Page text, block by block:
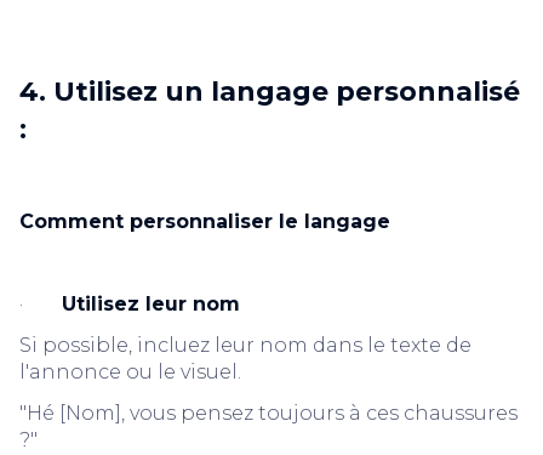
4. Utilisez un langage personnalisé
:
Comment personnaliser le langage
· Utilisez leur nom
Si possible, incluez leur nom dans le texte de
l'annonce ou le visuel.
"Hé [Nom], vous pensez toujours à ces chaussures
?"